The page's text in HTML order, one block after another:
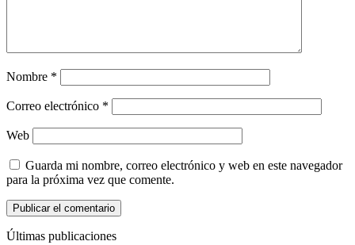
Nombre *
Correo electrónico *
Web
Guarda mi nombre, correo electrónico y web en este navegador
para la próxima vez que comente.
Últimas publicaciones